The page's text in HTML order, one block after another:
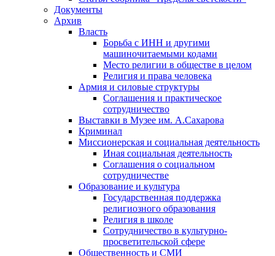
Документы
Архив
Власть
Борьба с ИНН и другими
машиночитаемыми кодами
Место религии в обществе в целом
Религия и права человека
Армия и силовые структуры
Соглашения и практическое
сотрудничество
Выставки в Музее им. А.Сахарова
Криминал
Миссионерская и социальная деятельность
Иная социальная деятельность
Соглашения о социальном
сотрудничестве
Образование и культура
Государственная поддержка
религиозного образования
Религия в школе
Сотрудничество в культурно-
просветительской сфере
Общественность и СМИ